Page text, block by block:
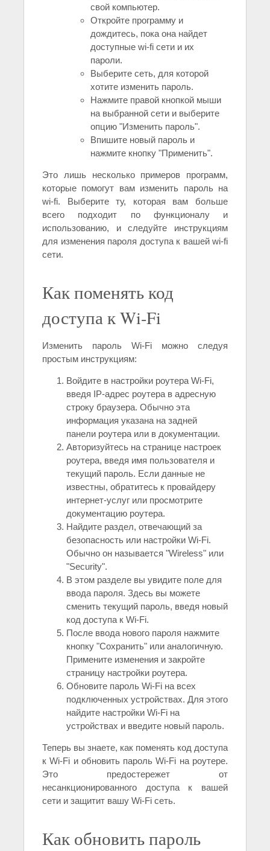
свой компьютер.
Откройте программу и
дождитесь, пока она найдет
доступные wi-fi сети и их
пароли.
Выберите сеть, для которой
хотите изменить пароль.
Нажмите правой кнопкой мыши
на выбранной сети и выберите
опцию "Изменить пароль".
Впишите новый пароль и
нажмите кнопку "Применить".
Это лишь несколько примеров программ,
которые помогут вам изменить пароль на
wi-fi. Выберите ту, которая вам больше
всего подходит по функционалу и
использованию, и следуйте инструкциям
для изменения пароля доступа к вашей wi-fi
сети.
Как поменять код
доступа к Wi-Fi
Изменить пароль Wi-Fi можно следуя
простым инструкциям:
Войдите в настройки роутера Wi-Fi,
введя IP-адрес роутера в адресную
строку браузера. Обычно эта
информация указана на задней
панели роутера или в документации.
Авторизуйтесь на странице настроек
роутера, введя имя пользователя и
текущий пароль. Если данные не
известны, обратитесь к провайдеру
интернет-услуг или просмотрите
документацию роутера.
Найдите раздел, отвечающий за
безопасность или настройки Wi-Fi.
Обычно он называется "Wireless" или
"Security".
В этом разделе вы увидите поле для
ввода пароля. Здесь вы можете
сменить текущий пароль, введя новый
код доступа к Wi-Fi.
После ввода нового пароля нажмите
кнопку "Сохранить" или аналогичную.
Примените изменения и закройте
страницу настройки роутера.
Обновите пароль Wi-Fi на всех
подключенных устройствах. Для этого
найдите настройки Wi-Fi на
устройствах и введите новый пароль.
Теперь вы знаете, как поменять код доступа
к Wi-Fi и обновить пароль Wi-Fi на роутере.
Это предостережет от
несанкционированного доступа к вашей
сети и защитит вашу Wi-Fi сеть.
Как обновить пароль